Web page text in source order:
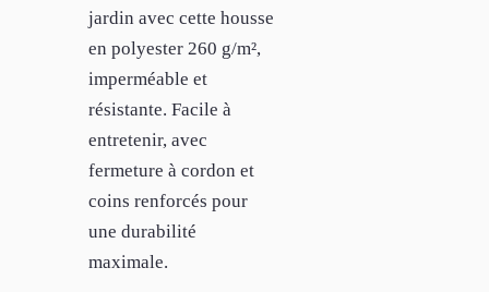
jardin avec cette housse
en polyester 260 g/m²,
imperméable et
résistante. Facile à
entretenir, avec
fermeture à cordon et
coins renforcés pour
une durabilité
maximale.